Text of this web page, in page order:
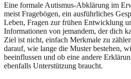
Eine formale Autismus-Abklärung im
meist Fragebögen, ein ausführliches
Leben, Fragen zur frühen Entwicklung
Informationen von jemandem, der dich
Ziel ist nicht, einfach Merkmale zu
darauf, wie lange die Muster bestehen,
beeinflussen und ob eine andere
ebenfalls Unterstützung braucht.